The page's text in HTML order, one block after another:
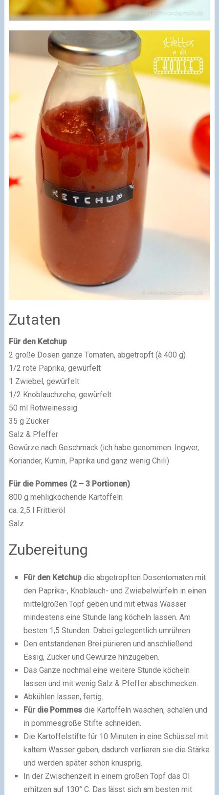
Zutaten
Für den Ketchup
2 große Dosen ganze Tomaten, abgetropft (à 400 g)
1/2 rote Paprika, gewürfelt
1 Zwiebel, gewürfelt
1/2 Knoblauchzehe, gewürfelt
50 ml Rotweinessig
35 g Zucker
Salz & Pfeffer
Gewürze nach Geschmack (ich habe genommen: Ingwer,
Koriander, Kumin, Paprika und ganz wenig Chili)
Für die Pommes (2 – 3 Portionen)
800 g mehligkochende Kartoffeln
ca. 2,5 l Frittieröl
Salz
Zubereitung
Für den Ketchupdie abgetropften Dosentomaten mit
den Paprika-, Knoblauch- und Zwiebelwürfeln in einen
mittelgroßen Topf geben und mit etwas Wasser
mindestens eine Stunde lang köcheln lassen. Am
besten 1,5 Stunden. Dabei gelegentlich umrühren.
Den entstandenen Brei pürieren und anschließend
Essig, Zucker und Gewürze hinzugeben.
Das Ganze nochmal eine weitere Stunde köcheln
lassen und mit wenig Salz & Pfeffer abschmecken.
Abkühlen lassen, fertig.
Für die Pommesdie Kartoffeln waschen, schälen und
in pommesgroße Stifte schneiden.
Die Kartoffelstifte für 10 Minuten in eine Schüssel mit
kaltem Wasser geben, dadurch verlieren sie die Stärke
und werden später schön knusprig.
In der Zwischenzeit in einem großen Topf das Öl
erhitzen auf 130° C. Das lässt sich am besten mit